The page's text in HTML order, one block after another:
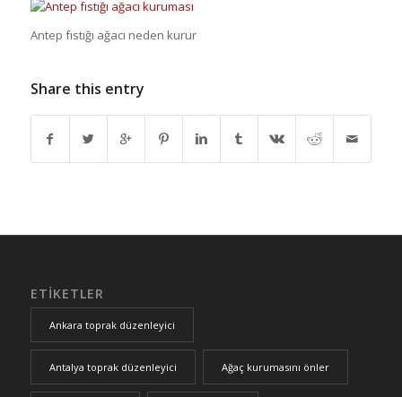
Antep fıstığı ağacı neden kurur
Share this entry
ETIKETLER
Ankara toprak düzenleyici
Antalya toprak düzenleyici Ağaç kurumasını önler